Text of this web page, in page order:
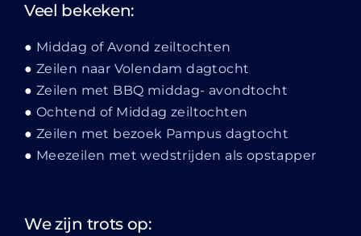
Veel bekeken:
Middag of Avond zeiltochten
Zeilen naar Volendam dagtocht
Zeilen met BBQ middag- avondtocht
Ochtend of Middag zeiltochten
Zeilen met bezoek Pampus dagtocht
Meezeilen met wedstrijden als opstapper
We zijn trots op: